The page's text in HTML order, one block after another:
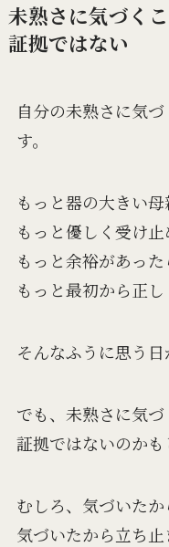
未熟さに気づく
証拠ではない
自分の未熟さに気
す。
もっと器の大きい母
もっと優しく受け止
もっと余裕があった
もっと最初から正し
そんなふうに思う日
でも、未熟さに気
証拠ではないのかも
むしろ、気づいたか
気づいたから立ち止